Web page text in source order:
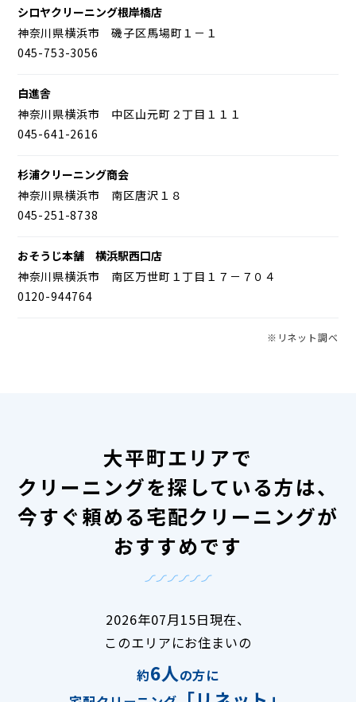
シロヤクリーニング根岸橋店
神奈川県横浜市 磯子区馬場町１－１
045-753-3056
白進舎
神奈川県横浜市 中区山元町２丁目１１１
045-641-2616
杉浦クリーニング商会
神奈川県横浜市 南区唐沢１８
045-251-8738
おそうじ本舗 横浜駅西口店
神奈川県横浜市 南区万世町１丁目１７－７０４
0120-944764
※リネット調べ
大平町エリアで
クリーニングを探している方は、
今すぐ頼める宅配クリーニングが
おすすめです
2026年07月15日現在、
このエリアにお住まいの
約6人の方に